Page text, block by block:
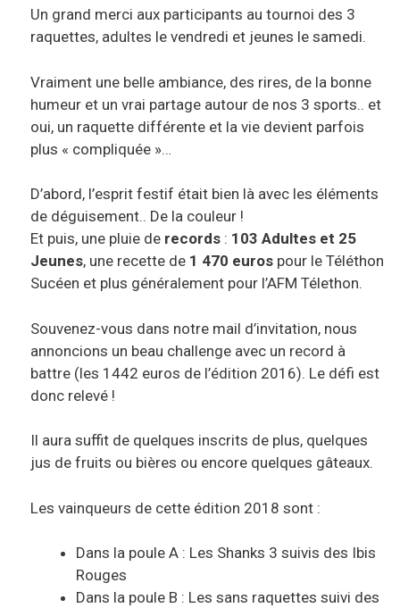
e
Un grand merci aux participants au tournoi des 3
raquettes, adultes le vendredi et jeunes le samedi.
Vraiment une belle ambiance, des rires, de la bonne
humeur et un vrai partage autour de nos 3 sports.. et
oui, un raquette différente et la vie devient parfois
plus « compliquée »…
D’abord, l’esprit festif était bien là avec les éléments
de déguisement.. De la couleur !
Et puis, une pluie de records : 103 Adultes et 25
Jeunes, une recette de 1 470 euros pour le Téléthon
Sucéen et plus généralement pour l’AFM Télethon.
Souvenez-vous dans notre mail d’invitation, nous
annoncions un beau challenge avec un record à
battre (les 1442 euros de l’édition 2016). Le défi est
donc relevé !
Il aura suffit de quelques inscrits de plus, quelques
jus de fruits ou bières ou encore quelques gâteaux.
Les vainqueurs de cette édition 2018 sont :
Dans la poule A : Les Shanks 3 suivis des Ibis
Rouges
Dans la poule B : Les sans raquettes suivi des